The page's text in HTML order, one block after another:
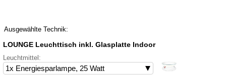
Ausgewählte Technik:
LOUNGE Leuchttisch inkl. Glasplatte Indoor
Leuchtmittel: